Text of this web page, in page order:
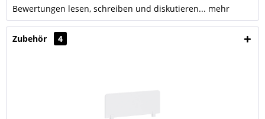
Bewertungen lesen, schreiben und diskutieren... mehr
Zubehör 4